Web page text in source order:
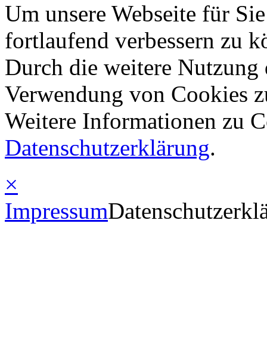
Um unsere Webseite für
fortlaufend verbessern zu
Durch die weitere Nutzung
Verwendung von Cookies
Weitere Informationen zu
Datenschutzerklärung.
×
Impressum